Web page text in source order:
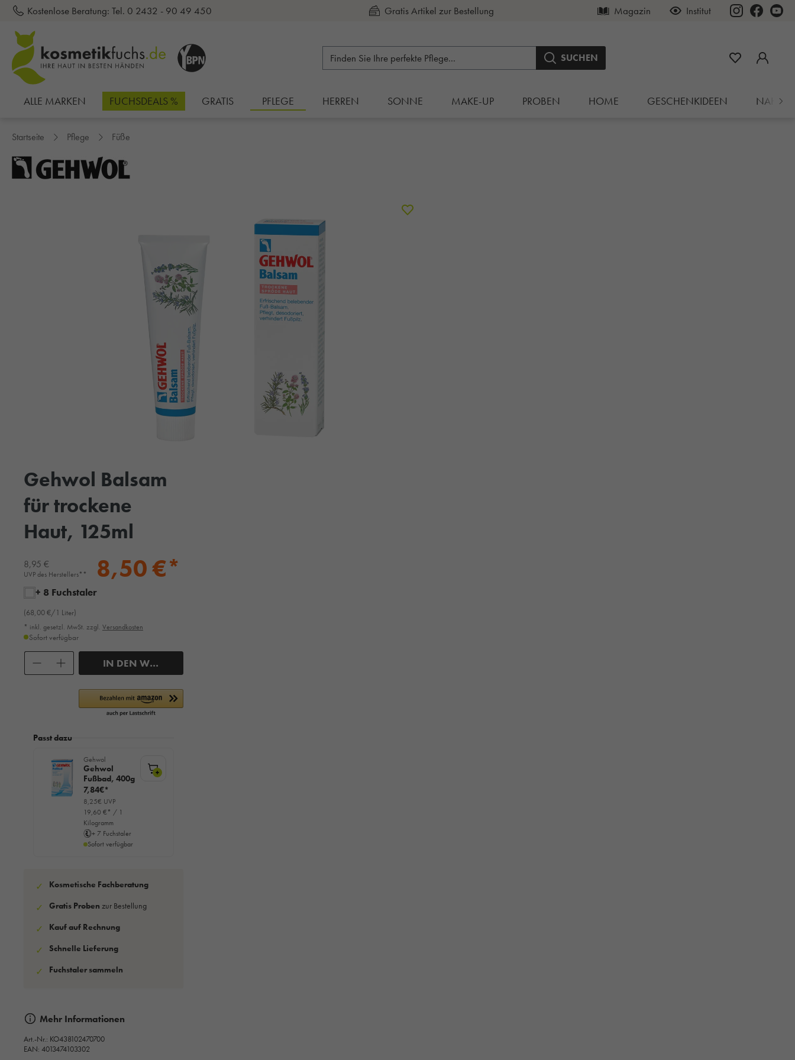
springen
Kostenlose Beratung: Tel. 0 2432 - 90 49 450 Kauf auf Rechnung Magazin Institut
SUCHEN
ALLE MARKEN FUCHSDEALS % GRATIS PFLEGE HERREN SONNE MAKE-UP PROBEN HOME GESCHENKIDEEN
Startseite Pflege Füße
Gehwol Balsam
für trockene
Haut, 125ml
8,95 €
UVP des Herstellers** 8,50 €*
+ 8 Fuchstaler
(68,00 €/1 Liter)
* inkl. gesetzl. MwSt. zzgl. Versandkosten
Sofort verfügbar
IN DEN WARENKORB
Passt dazu
Gehwol
Gehwol
Fußbad, 400g
7,84€*
8,25€ UVP
19,60 €* / 1
Kilogramm
+ 7 Fuchstaler
Sofort verfügbar
+
✓ Kosmetische Fachberatung
✓ Gratis Proben zur Bestellung
✓ Kauf auf Rechnung
✓ Schnelle Lieferung
✓ Fuchstaler sammeln
Mehr Informationen
Art.-Nr.: KO438102470700
EAN: 4013474103302